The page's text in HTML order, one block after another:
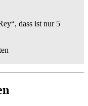
dass ist nur 5